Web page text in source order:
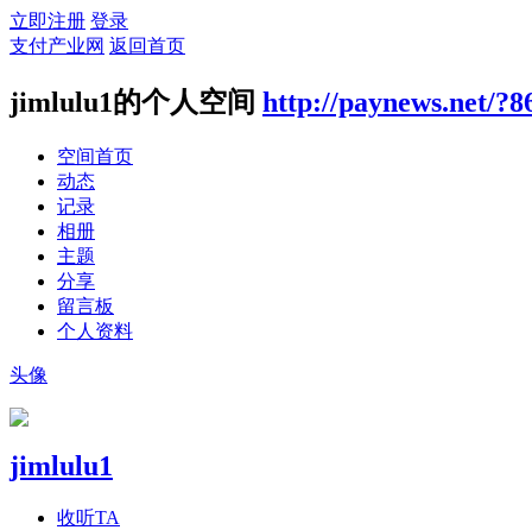
立即注册 登录
支付产业网 返回首页
jimlulu1的个人空间 http://paynews.net/
空间首页
动态
记录
相册
主题
分享
留言板
个人资料
头像
jimlulu1
收听TA